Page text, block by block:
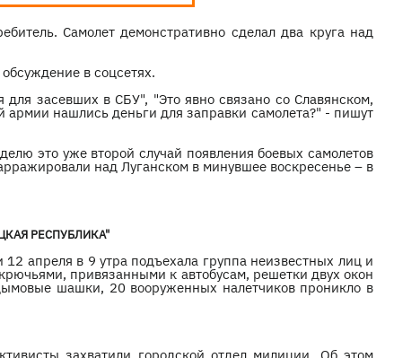
Самолет демонстративно сделал два круга над
в соцсетях.
засевших в СБУ", "Это явно связано со Славянском,
армии нашлись деньги для заправки самолета?" - пишут
это уже второй случай появления боевых самолетов
над Луганском в минувшее воскресенье – в
РЕСПУБЛИКА"
апреля в 9 утра подъехала группа неизвестных лиц и
привязанными к автобусам, решетки двух окон
шашки, 20 вооруженных налетчиков проникло в